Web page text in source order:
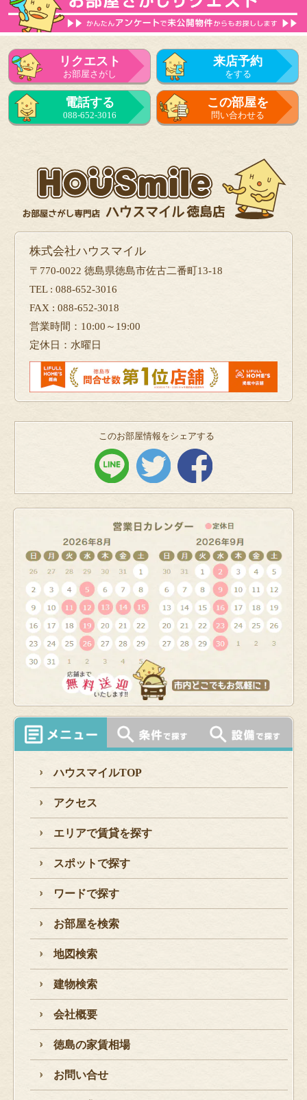
リクエスト
お部屋さがし
来店予約
をする
電話する
088-652-3016
この部屋を
問い合わせる
株式会社ハウスマイル
〒770-0022 徳島県徳島市佐古二番町13-18
TEL : 088-652-3016
FAX : 088-652-3018
営業時間：10:00～19:00
定休日：水曜日
このお部屋情報をシェアする
ハウスマイルTOP
アクセス
エリアで賃貸を探す
スポットで探す
ワードで探す
お部屋を検索
地図検索
建物検索
会社概要
徳島の家賃相場
お問い合せ